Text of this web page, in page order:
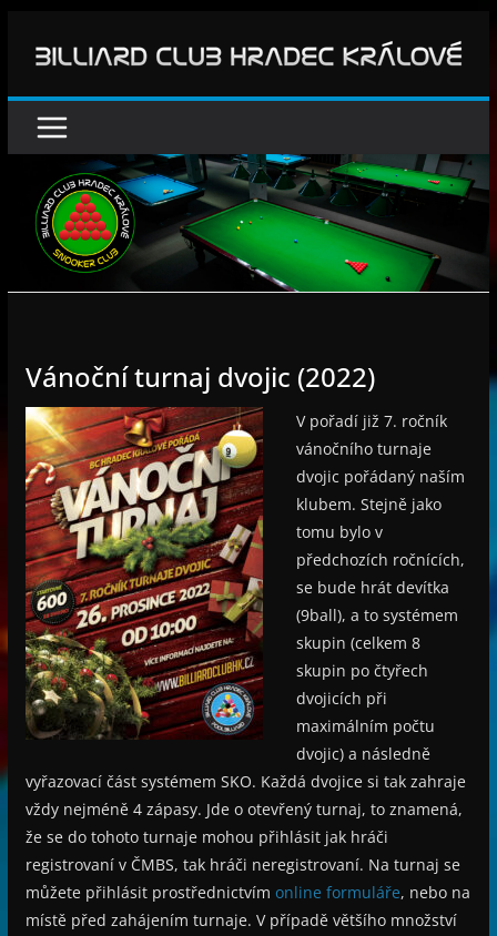
Vánoční turnaj dvojic (2022)
V pořadí již 7. ročník
vánočního turnaje
dvojic pořádaný naším
klubem. Stejně jako
tomu bylo v
předchozích ročnících,
se bude hrát devítka
(9ball), a to systémem
skupin (celkem 8
skupin po čtyřech
dvojicích při
maximálním počtu
dvojic) a následně
vyřazovací část systémem SKO. Každá dvojice si tak zahraje
vždy nejméně 4 zápasy. Jde o otevřený turnaj, to znamená,
že se do tohoto turnaje mohou přihlásit jak hráči
registrovaní v ČMBS, tak hráči neregistrovaní. Na turnaj se
můžete přihlásit prostřednictvím online formuláře, nebo na
místě před zahájením turnaje. V případě většího množství